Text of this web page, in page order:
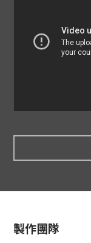
製作團隊